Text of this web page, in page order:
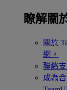
瞭解關
關於
網。
聯絡
成為